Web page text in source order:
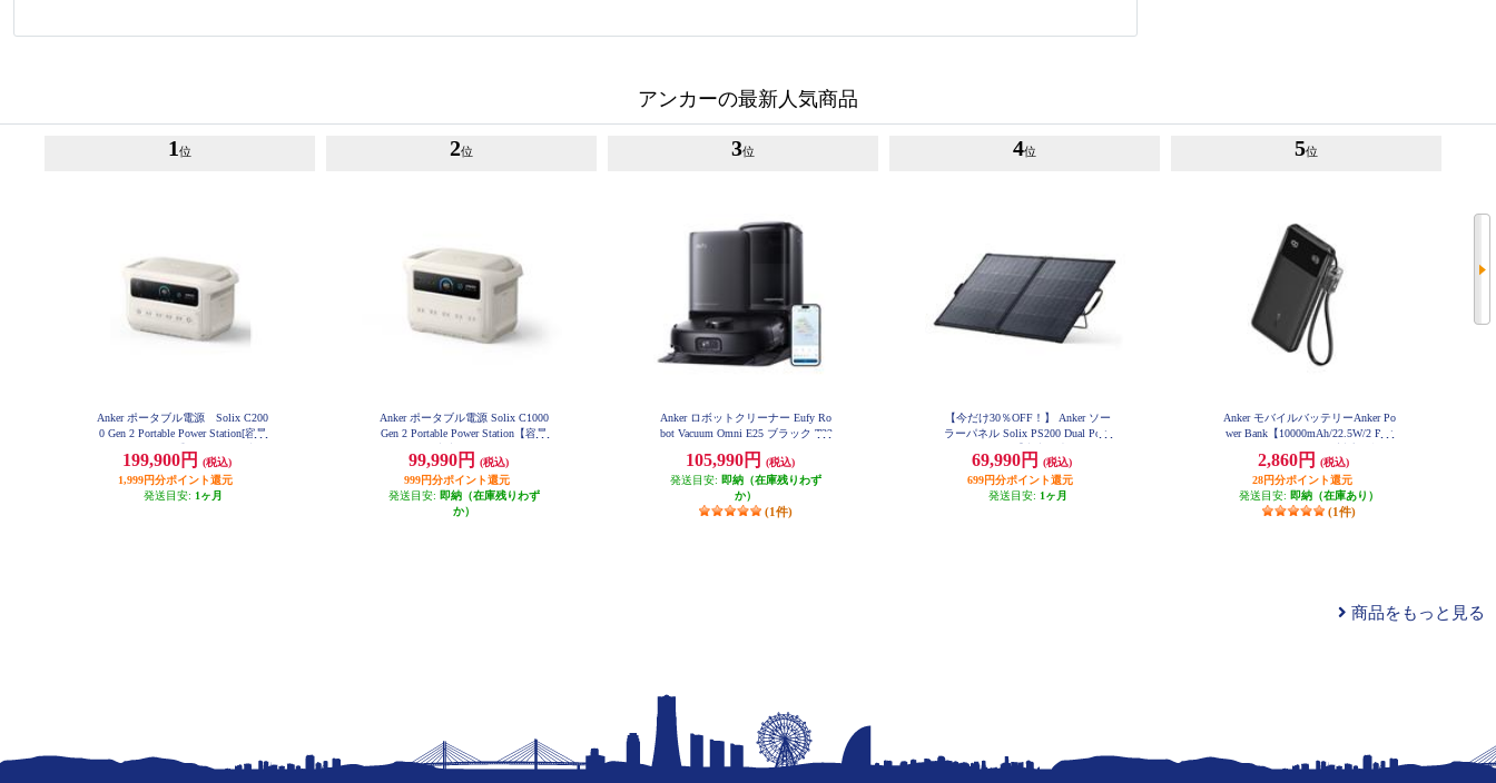
アンカーの最新人気商品
1 位
Anker ポータブル電源 Solix C200
0 Gen 2 Portable Power Station[容量
電時間 約99分/ ] A1783521
199,900円
(税込)
1,999円分ポイント還元
発送目安: 1ヶ月
2位
Anker ポータブル電源 Solix C1000
Gen 2 Portable Power Station【容量
-C×3/USB-A×1/シガーソケット×
1】 A1763521
99,990円
(税込)
999円分ポイント還元
発送目安: 即納（在庫残りわず
か）
3位
Anker ロボットクリーナー Eufy Ro
bot Vacuum Omni E25 ブラック T23
105,990円
(税込)
発送目安: 即納（在庫残りわず
か）
(1件)
4位
【今だけ30％OFF！】 Anker ソー
ラーパネル Solix PS200 Dual Porta
さ4.8kg/アルミフレーム/10年使え
る長寿命】 AS320011
69,990円
(税込)
699円分ポイント還元
発送目安: 1ヶ月
5位
Anker モバイルバッテリーAnker Po
wer Bank【10000mAh/22.5W/2 Port
ｸ】 A1388N11
2,860円
(税込)
28円分ポイント還元
発送目安: 即納（在庫あり）
(1件)
商品をもっと見る